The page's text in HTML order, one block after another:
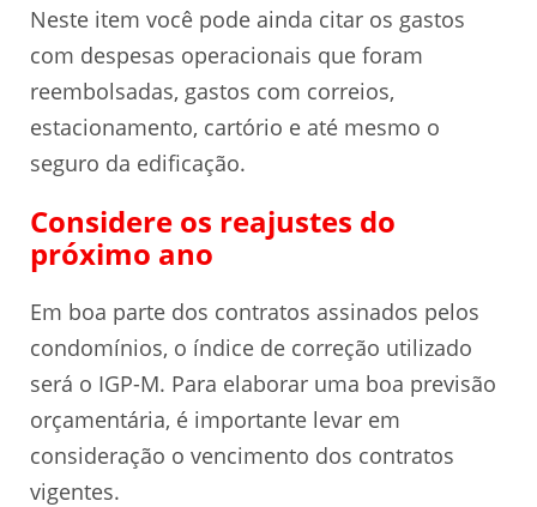
Neste item você pode ainda citar os gastos
com despesas operacionais que foram
reembolsadas, gastos com correios,
estacionamento, cartório e até mesmo o
seguro da edificação.
Considere os reajustes do
próximo ano
Em boa parte dos contratos assinados pelos
condomínios, o índice de correção utilizado
será o IGP-M. Para elaborar uma boa previsão
orçamentária, é importante levar em
consideração o vencimento dos contratos
vigentes.